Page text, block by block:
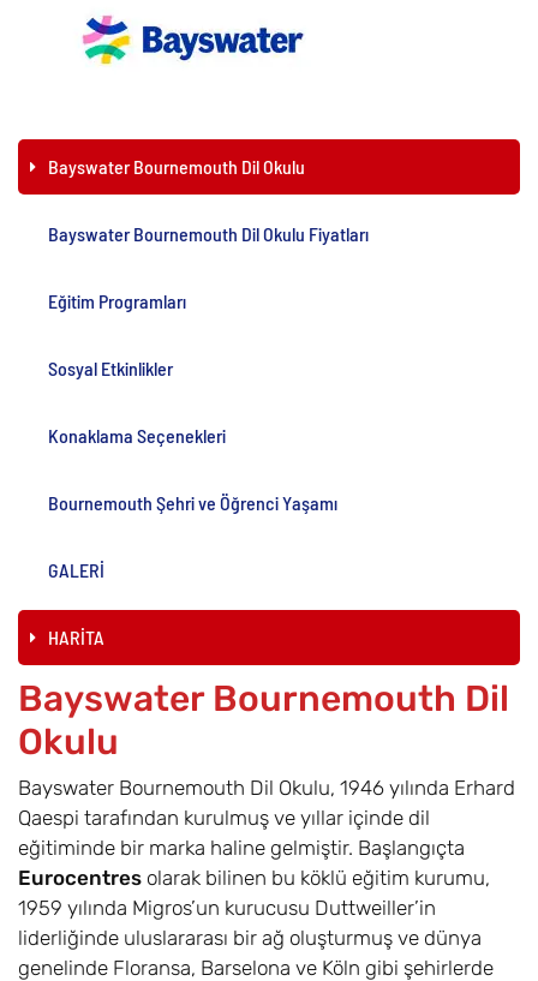
Bayswater Bournemouth Dil Okulu
Bayswater Bournemouth Dil Okulu Fiyatları
Eğitim Programları
Sosyal Etkinlikler
Konaklama Seçenekleri
Bournemouth Şehri ve Öğrenci Yaşamı
GALERİ
HARİTA
Bayswater Bournemouth Dil
Okulu
Bayswater Bournemouth Dil Okulu, 1946 yılında Erhard
Qaespi tarafından kurulmuş ve yıllar içinde dil
eğitiminde bir marka haline gelmiştir. Başlangıçta
Eurocentres olarak bilinen bu köklü eğitim kurumu,
1959 yılında Migros’un kurucusu Duttweiller’in
liderliğinde uluslararası bir ağ oluşturmuş ve dünya
genelinde Floransa, Barselona ve Köln gibi şehirlerde